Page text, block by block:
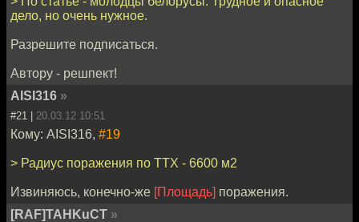
дело, но очень нужное.
Разрешите подписаться.
Автору - решпект!
AISI316 »
#21 | 20.03.12 10:51
Кому: AISI316, #19
> Радиус поражения по ТТХ - 6600 м2
Извиняюсь, конечно-же [Площадь] поражения.
[RAF]TAHKuCT »